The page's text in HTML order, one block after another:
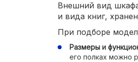
Внешний вид
и вида книг,
При подборе
Размеры и
его полках можно